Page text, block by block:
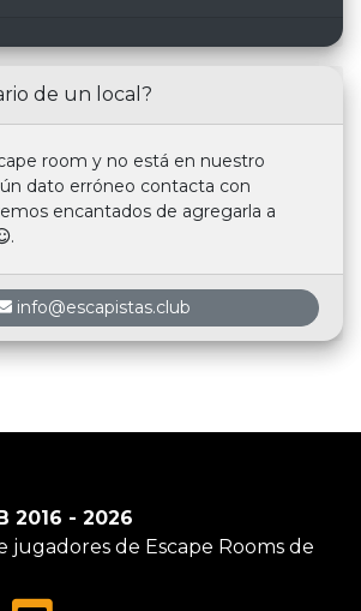
de un local?
room y no está en nuestro
dato erróneo contacta con
encantados de agregarla a
.
info@escapistas.club
2016 - 2026
jugadores de Escape Rooms de